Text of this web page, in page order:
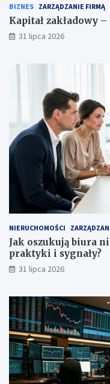
BIZNES ZARZĄDZANIE FIRMĄ
Kapitał zakładowy
31 lipca 2026
NIERUCHOMOŚCI
Jak oszukują biura
praktyki i sygnały?
31 lipca 2026